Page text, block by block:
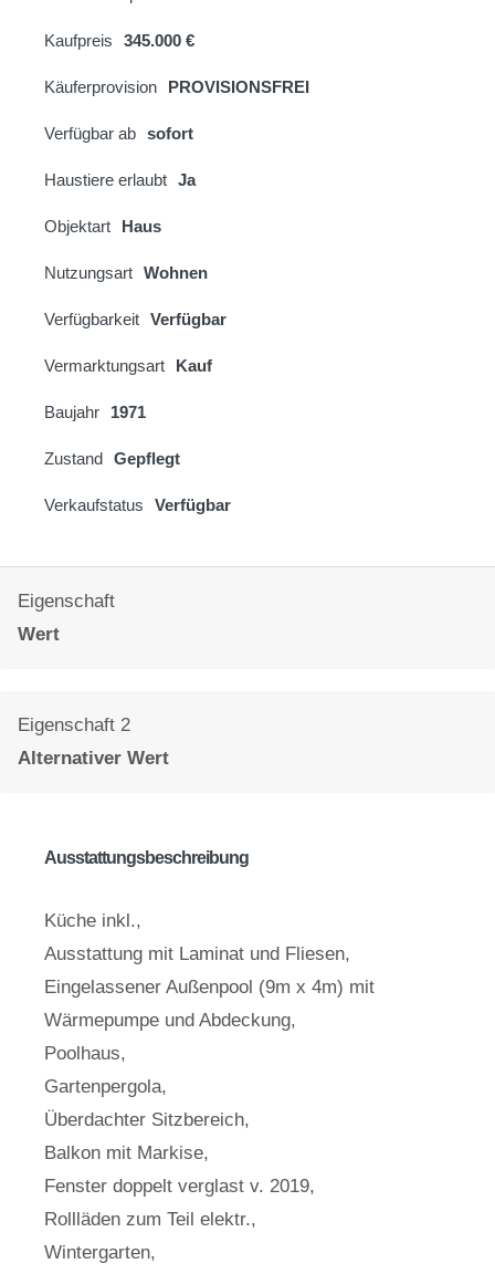
Kaufpreis 345.000 €
Käuferprovision PROVISIONSFREI
Verfügbar ab sofort
Haustiere erlaubt Ja
Objektart Haus
Nutzungsart Wohnen
Verfügbarkeit Verfügbar
Vermarktungsart Kauf
Baujahr 1971
Zustand Gepflegt
Verkaufstatus Verfügbar
Eigenschaft
Wert
Eigenschaft 2
Alternativer Wert
Ausstattungsbeschreibung
Küche inkl.,
Ausstattung mit Laminat und Fliesen,
Eingelassener Außenpool (9m x 4m) mit
Wärmepumpe und Abdeckung,
Poolhaus,
Gartenpergola,
Überdachter Sitzbereich,
Balkon mit Markise,
Fenster doppelt verglast v. 2019,
Rollläden zum Teil elektr.,
Wintergarten,